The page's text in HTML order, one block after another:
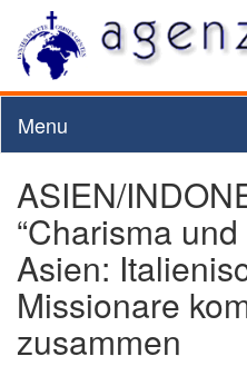
Menu
ASIEN/
“Charisma
Asien:
Missionare
zusammen